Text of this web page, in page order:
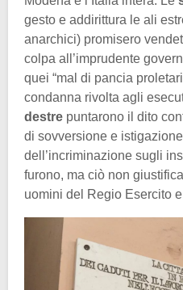
gesto e addirittura le ali
anarchici) promisero
colpa all’imprudente
quei “mal di pancia
condanna rivolta agli
destre puntarono il dito
di sovversione e
dell’incriminazione sugli
furono, ma ciò non
uomini del Regio Esercito